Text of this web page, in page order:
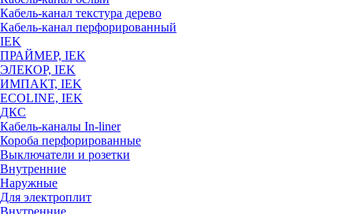
Кабель-канал текстура дерево
Кабель-канал перфорированный
IEK
ПРАЙМЕР, IEK
ЭЛЕКОР, IEK
ИМПАКТ, IEK
ECOLINE, IEK
ДКС
Кабель-каналы In-liner
Короба перфорированные
Выключатели и розетки
Внутренние
Наружные
Для электроплит
Внутренние